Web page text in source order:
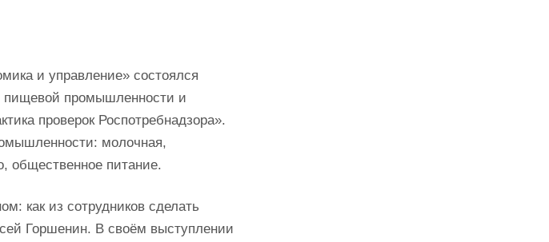
и управление» состоялся
пищевой промышленности и
проверок Роспотребнадзора».
молочная,
общественное питание.
как из сотрудников сделать
Горшенин. В своём выступлении